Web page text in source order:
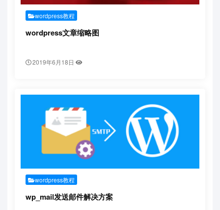
wordpress教程
wordpress文章缩略图
2019年6月18日
wordpress教程
wp_mail发送邮件解决方案